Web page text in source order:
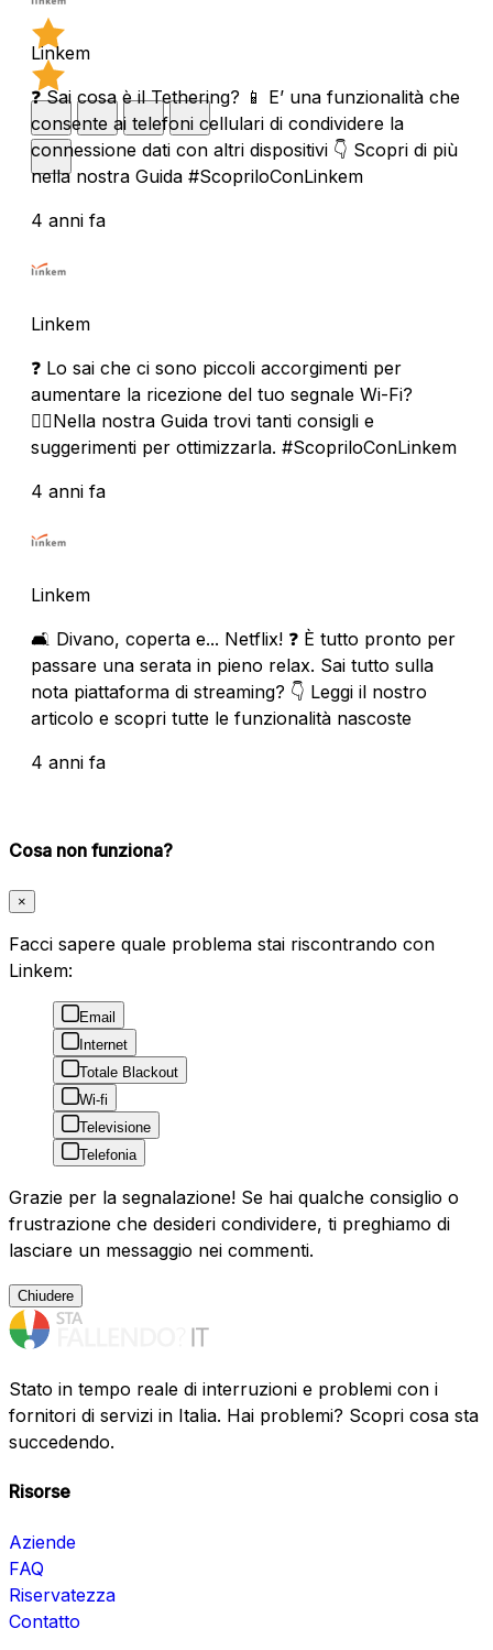
Linkem
❓ Sai cosa è il Tethering? 📱 E’ una funzionalità che
consente ai telefoni cellulari di condividere la
connessione dati con altri dispositivi 👇 Scopri di più
nella nostra Guida #ScopriloConLinkem
4 anni fa
Linkem
❓ Lo sai che ci sono piccoli accorgimenti per
aumentare la ricezione del tuo segnale Wi-Fi?
🏃‍♀️Nella nostra Guida trovi tanti consigli e
suggerimenti per ottimizzarla. #ScopriloConLinkem
4 anni fa
Linkem
🛋 Divano, coperta e... Netflix! ❓ È tutto pronto per
passare una serata in pieno relax. Sai tutto sulla
nota piattaforma di streaming? 👇 Leggi il nostro
articolo e scopri tutte le funzionalità nascoste
4 anni fa
Cosa non funziona?
×
Facci sapere quale problema stai riscontrando con
Linkem:
Email
Internet
Totale Blackout
Wi-fi
Televisione
Telefonia
Grazie per la segnalazione! Se hai qualche consiglio o
frustrazione che desideri condividere, ti preghiamo di
lasciare un messaggio nei commenti.
Chiudere
Stato in tempo reale di interruzioni e problemi con i
fornitori di servizi in Italia. Hai problemi? Scopri cosa sta
succedendo.
Risorse
Aziende
FAQ
Riservatezza
Contatto